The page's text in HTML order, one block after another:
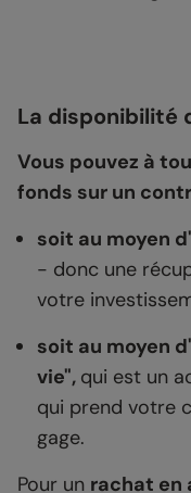
La disponibilité
Vous pouvez à
fonds sur un
soit au moyen
- donc une
votre
soit au moyen
vie", qui est un
qui prend votre
gage.
Pour un rachat en